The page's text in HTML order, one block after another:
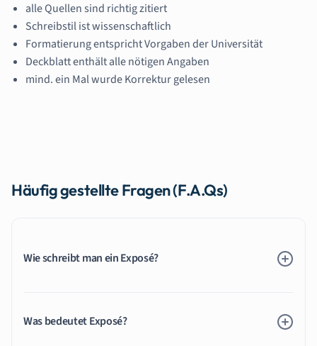
alle Quellen sind richtig zitiert
Schreibstil ist wissenschaftlich
Formatierung entspricht Vorgaben der Universität
Deckblatt enthält alle nötigen Angaben
mind. ein Mal wurde Korrektur gelesen
Häufig gestellte Fragen (F.A.Qs)
Wie schreibt man ein Exposé?
Was bedeutet Exposé?